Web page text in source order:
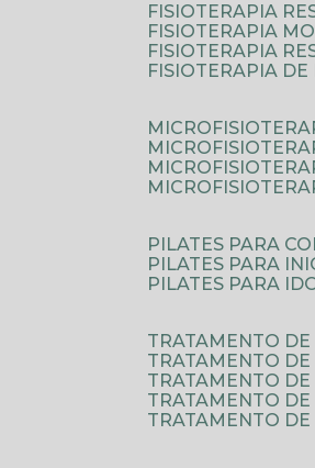
FISIOTERAPIA
FISIOTERAPIA
FISIOTERAPIA
FISIOTERAPIA
PILATES PARA
PILATES PARA
PILATES PARA
TRATAMENTO
TRATAMENTO
TRATAMENTO
TRATAMENTO
TRATAMENTO